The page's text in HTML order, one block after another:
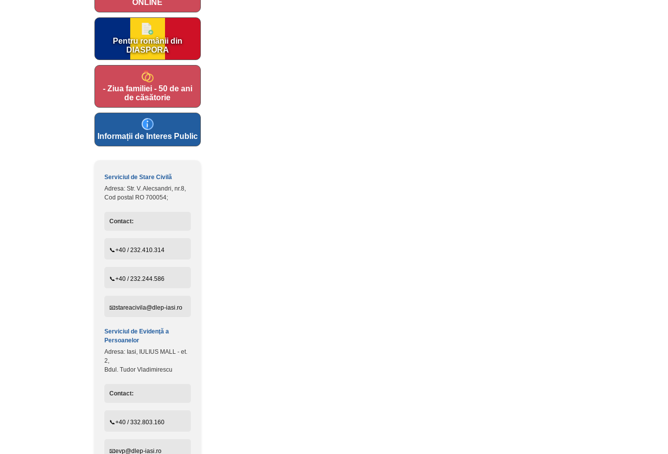
ONLINE
Pentru românii din
DIASPORA
- Ziua familiei - 50 de ani
de căsătorie
Informații de Interes Public
Serviciul de Stare Civilă
Adresa: Str. V. Alecsandri, nr.8,
Cod postal RO 700054;
Contact:
📞+40 / 232.410.314
📞+40 / 232.244.586
📧stareacivila@dlep-iasi.ro
Serviciul de Evidenţă a
Persoanelor
Adresa: Iasi, IULIUS MALL - et.
2,
Bdul. Tudor Vladimirescu
Contact:
📞+40 / 332.803.160
📧evp@dlep-iasi.ro